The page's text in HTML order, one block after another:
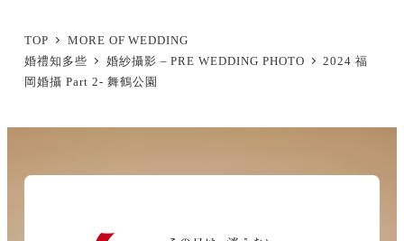
TOP
MORE OF WEDDING
婚禮知多些
婚紗攝影 – PRE WEDDING PHOTO
2024 福
岡婚攝 Part 2- 舞鶴公園